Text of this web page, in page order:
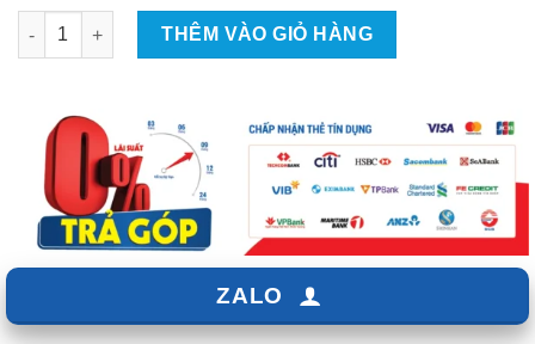
Đèn Bi Gầm GX201 Zestech 2.0 Inch số lượng
THÊM VÀO GIỎ HÀNG
ZALO